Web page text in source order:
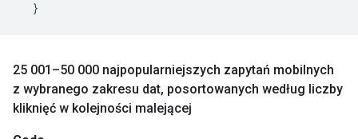
25 001–50 000 najpopularniejszych zapytań mobilnych
z wybranego zakresu dat, posortowanych według liczby
kliknięć w kolejności malejącej